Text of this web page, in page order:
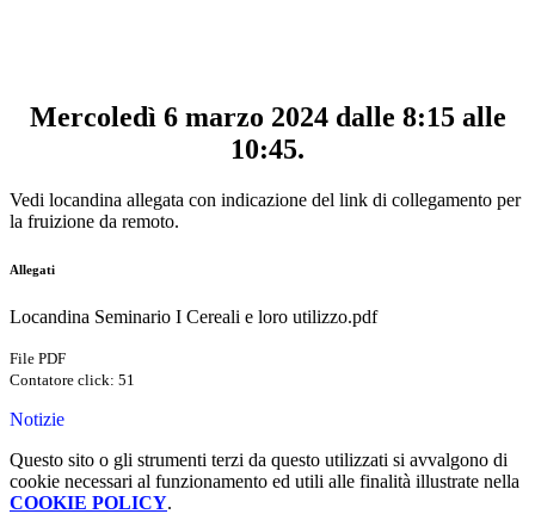
Mercoledì 6 marzo 2024 dalle 8:15 alle
10:45.
Vedi locandina allegata con indicazione del link di collegamento per
la fruizione da remoto.
Allegati
Locandina Seminario I Cereali e loro utilizzo.pdf
File PDF
Contatore click: 51
Notizie
Questo sito o gli strumenti terzi da questo utilizzati si avvalgono di
cookie necessari al funzionamento ed utili alle finalità illustrate nella
COOKIE POLICY.